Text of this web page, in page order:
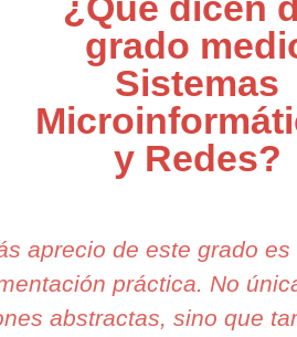
grado
Sistemas
y Redes?
aprecio de este grado
práctica. No
abstractas, sino que